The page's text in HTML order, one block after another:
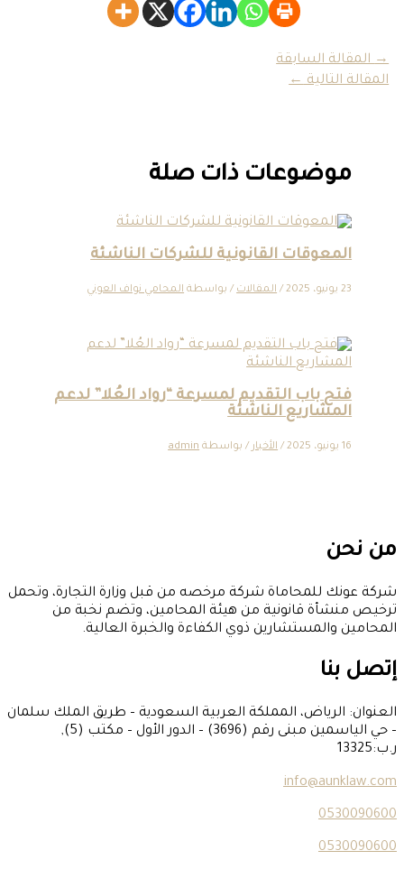
→المقالة السابقة
المقالة التالية←
موضوعات ذات صلة
المعوقات القانونية للشركات الناشئة
23 يونيو، 2025 / المقالات/ بواسطة المحامي نواف العوني
فتح باب التقديم لمسرعة “رواد العُلا” لدعم
المشاريع الناشئة
16 يونيو، 2025 / الأخبار / بواسطة admin
من نحن
شركة عونك للمحاماة شركة مرخصه من قبل وزارة التجارة، وتحمل
ترخيص منشأة قانونية من هيئة المحامين، وتضم نخبة من
المحامين والمستشارين ذوي الكفاءة والخبرة العالية.
إتصل بنا
العنوان: الرياض، المملكة العربية السعودية – طريق الملك سلمان
– حي الياسمين مبنى رقم (3696) – الدور الأول – مكتب (5),
ر.ب:13325
info@aunklaw.com
0530090600
0530090600